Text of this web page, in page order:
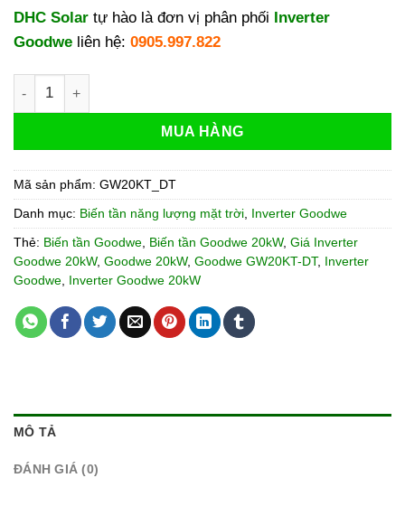
DHC Solar tự hào là đơn vị phân phối Inverter
Goodwe liên hệ: 0905.997.822
Inverter Goodwe 20kW 3 Pha | Goodwe 20kW GW20KT-DT
MUA HÀNG
Mã sản phẩm: GW20KT_DT
Danh mục: Biến tần năng lượng mặt trời Inverter Goodwe
Thẻ: Biến tần Goodwe Biến tần Goodwe 20kW, Giá Inverter
Goodwe 20kW, Goodwe 20kW, Goodwe GW20KT-DT,
Inverter
Goodwe
Inverter Goodwe 20kW
MÔ TẢ
ĐÁNH GIÁ (0)